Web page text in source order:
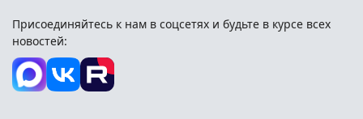
Присоединяйтесь к нам в соцсетях и будьте в курсе всех
новостей: